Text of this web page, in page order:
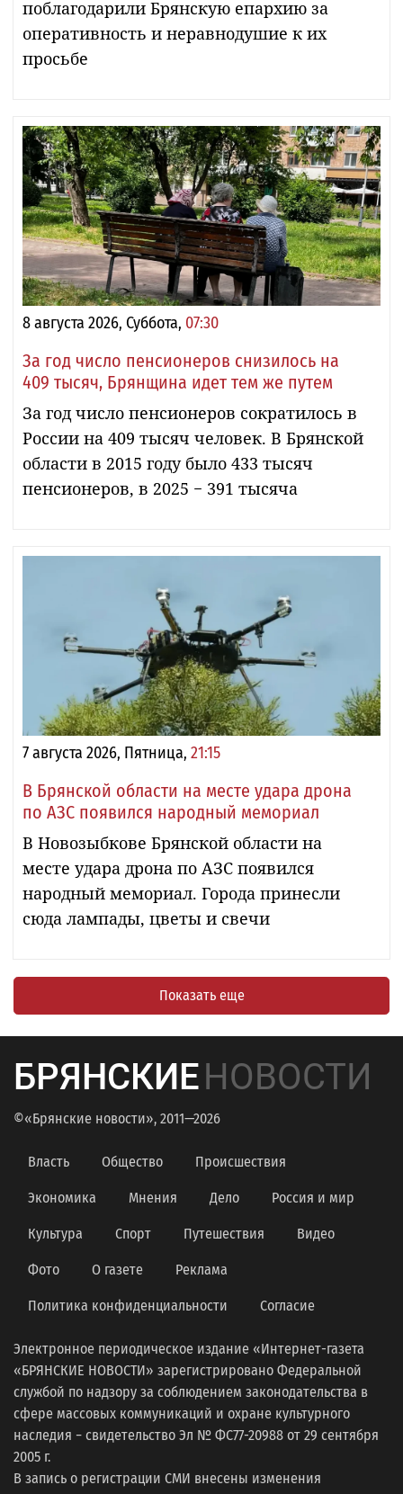
поблагодарили Брянскую епархию за
оперативность и неравнодушие к их
просьбе
8 августа 2026, Суббота, 07:30
За год число пенсионеров снизилось на
409 тысяч, Брянщина идет тем же путем
За год число пенсионеров сократилось в
России на 409 тысяч человек. В Брянской
области в 2015 году было 433 тысяч
пенсионеров, в 2025 − 391 тысяча
7 августа 2026, Пятница, 21:15
В Брянской области на месте удара дрона
по АЗС появился народный мемориал
В Новозыбкове Брянской области на
месте удара дрона по АЗС появился
народный мемориал. Города принесли
сюда лампады, цветы и свечи
Показать еще
БРЯНСКИЕНОВОСТИ
©«Брянские новости», 2011—2026
Власть Общество Происшествия
Экономика Мнения Дело Россия и мир
Культура Спорт Путешествия Видео
Фото О газете Реклама
Политика конфиденциальности Согласие
Электронное периодическое издание «Интернет-газета
«БРЯНСКИЕ НОВОСТИ» зарегистрировано Федеральной
службой по надзору за соблюдением законодательства в
сфере массовых коммуникаций и охране культурного
наследия − свидетельство Эл № ФС77-20988 от 29 сентября
2005 г.
В запись о регистрации СМИ внесены изменения